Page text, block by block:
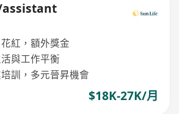
assistant
紅，額外獎金
與工作平衡
訓，多元晉昇機會
$18K-27K/月